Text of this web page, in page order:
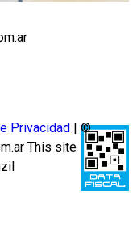
Privacidad
| ©
This site